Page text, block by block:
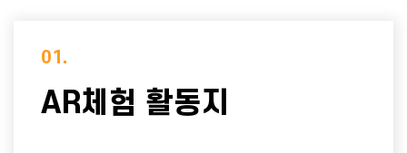
01.
AR체험 활동지